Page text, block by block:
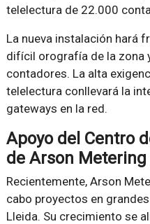
telelectura de 22.000
La nueva instalación hará
difícil orografía de la zona
contadores. La alta
telelectura conllevará la
gateways en la red.
Apoyo del Centro
de Arson Metering
Recientemente, Arson
cabo proyectos en
Lleida. Su crecimiento se